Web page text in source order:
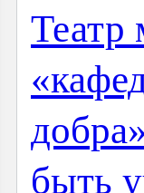
Театр
быть